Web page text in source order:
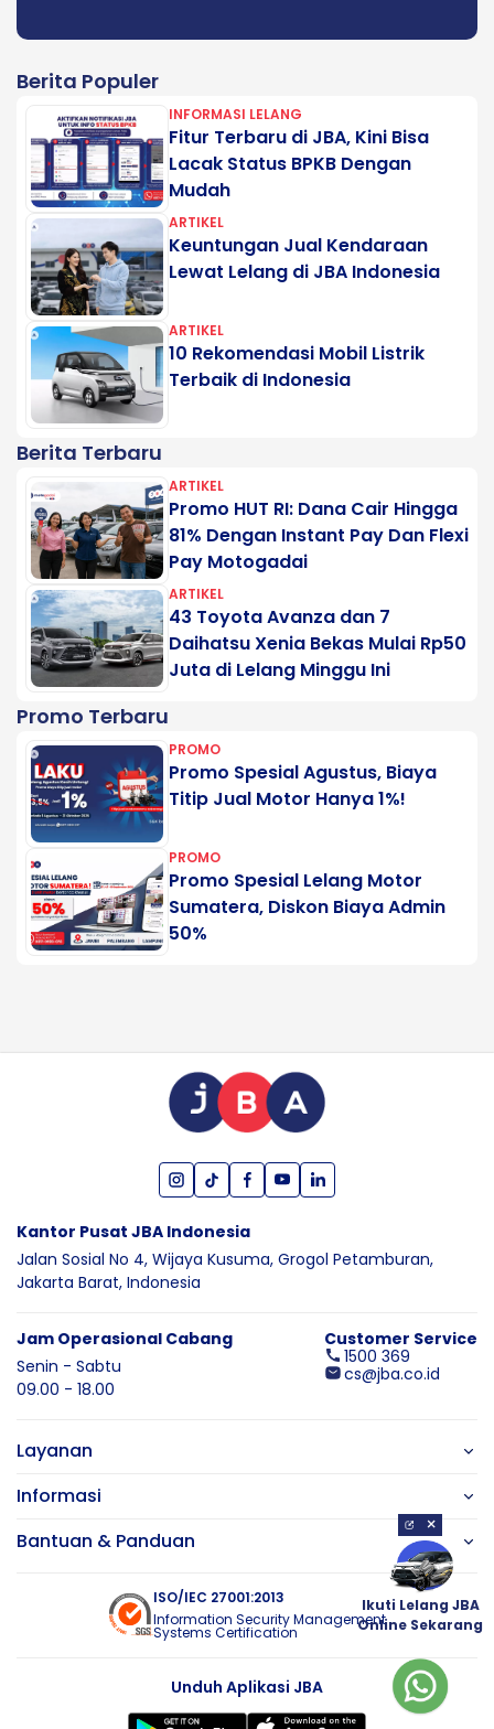
Berita Populer
INFORMASI LELANG
Fitur Terbaru di JBA, Kini Bisa
Lacak Status BPKB Dengan
Mudah
ARTIKEL
Keuntungan Jual Kendaraan
Lewat Lelang di JBA Indonesia
ARTIKEL
10 Rekomendasi Mobil Listrik
Terbaik di Indonesia
Berita Terbaru
ARTIKEL
Promo HUT RI: Dana Cair Hingga
81% Dengan Instant Pay Dan Flexi
Pay Motogadai
ARTIKEL
43 Toyota Avanza dan 7
Daihatsu Xenia Bekas Mulai Rp50
Juta di Lelang Minggu Ini
Promo Terbaru
PROMO
Promo Spesial Agustus, Biaya
Titip Jual Motor Hanya 1%!
PROMO
Promo Spesial Lelang Motor
Sumatera, Diskon Biaya Admin
50%
Kantor Pusat JBA Indonesia
Jalan Sosial No 4, Wijaya Kusuma, Grogol Petamburan,
Jakarta Barat, Indonesia
Jam Operasional Cabang
Senin - Sabtu
09.00 - 18.00
Customer Service
1500 369
cs@jba.co.id
Layanan
Informasi
Bantuan & Panduan
ISO/IEC 27001:2013
Information Security Management
Systems Certification
Unduh Aplikasi JBA
×
Ikuti Lelang JBA
Online Sekarang